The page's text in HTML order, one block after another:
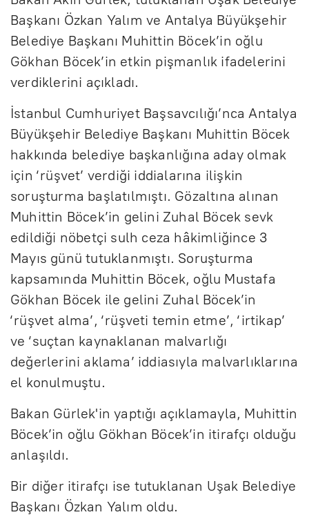
Başkanı Özkan Yalım ve Antalya Büyükşehir
Belediye Başkanı Muhittin Böcek’in oğlu
Gökhan Böcek’in etkin pişmanlık ifadelerini
verdiklerini açıkladı.
İstanbul Cumhuriyet Başsavcılığı’nca Antalya
Büyükşehir Belediye Başkanı Muhittin Böcek
hakkında belediye başkanlığına aday olmak
için ‘rüşvet’ verdiği iddialarına ilişkin
soruşturma başlatılmıştı. Gözaltına alınan
Muhittin Böcek’in gelini Zuhal Böcek sevk
edildiği nöbetçi sulh ceza hâkimliğince 3
Mayıs günü tutuklanmıştı. Soruşturma
kapsamında Muhittin Böcek, oğlu Mustafa
Gökhan Böcek ile gelini Zuhal Böcek’in
‘rüşvet alma’, ‘rüşveti temin etme’, ‘irtikap’
ve ‘suçtan kaynaklanan malvarlığı
değerlerini aklama’ iddiasıyla malvarlıklarına
el konulmuştu.
Bakan Gürlek'in yaptığı açıklamayla, Muhittin
Böcek’in oğlu Gökhan Böcek’in itirafçı olduğu
anlaşıldı.
Bir diğer itirafçı ise tutuklanan Uşak Belediye
Başkanı Özkan Yalım oldu.